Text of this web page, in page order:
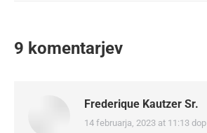
9 komentarjev
Frederique Kautzer Sr.
says:
14 februarja, 2023 at 11:13 dop